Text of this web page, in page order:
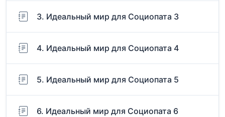
3. Идеальный мир для Социопата 3
4. Идеальный мир для Социопата 4
5. Идеальный мир для Социопата 5
6. Идеальный мир для Социопата 6